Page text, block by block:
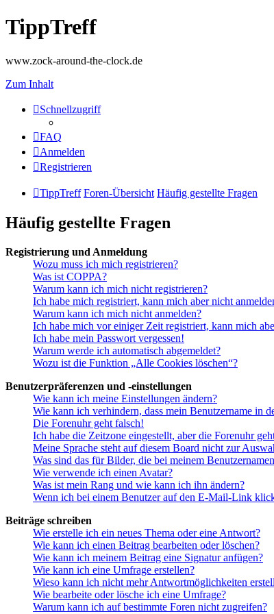
TippTreff
www.zock-around-the-clock.de
Zum Inhalt
Schnellzugriff
FAQ
Anmelden
Registrieren
TippTreff Foren-Übersicht Häufig gestellte Fragen
Häufig gestellte Fragen
Registrierung und Anmeldung
Wozu muss ich mich registrieren?
Was ist COPPA?
Warum kann ich mich nicht registrieren?
Ich habe mich registriert, kann mich aber nicht
Warum kann ich mich nicht anmelden?
Ich habe mich vor einiger Zeit registriert, kann mich
Ich habe mein Passwort vergessen!
Warum werde ich automatisch abgemeldet?
Wozu ist die Funktion „Alle Cookies löschen“?
Benutzerpräferenzen und -einstellungen
Wie kann ich meine Einstellungen ändern?
Wie kann ich verhindern, dass mein Benutzername in
Die Forenuhr geht falsch!
Ich habe die Zeitzone eingestellt, aber die Forenuhr
Meine Sprache steht auf diesem Board nicht zur
Was sind das für Bilder, die bei meinem
Wie verwende ich einen Avatar?
Was ist mein Rang und wie kann ich ihn ändern?
Wenn ich bei einem Benutzer auf den E-Mail-Link
Beiträge schreiben
Wie erstelle ich ein neues Thema oder eine Antwort?
Wie kann ich einen Beitrag bearbeiten oder löschen?
Wie kann ich meinem Beitrag eine Signatur anfügen?
Wie kann ich eine Umfrage erstellen?
Wieso kann ich nicht mehr Antwortmöglichkeiten
Wie bearbeite oder lösche ich eine Umfrage?
Warum kann ich auf bestimmte Foren nicht zugreifen?